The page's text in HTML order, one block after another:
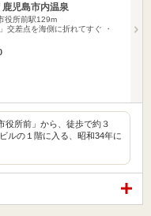
児島市内温泉
役所前駅129m
交差点を海側に折れてすぐ ・
役所前」から、徒歩で約３
ルの１階に入る、昭和34年に